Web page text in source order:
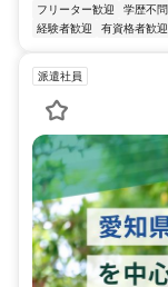
フリーター歓迎 学歴不問
経験者歓迎
有資格者歓迎
派遣社員